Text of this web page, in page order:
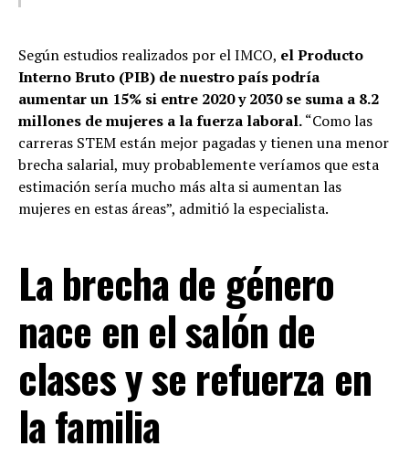
Según estudios realizados por el IMCO, el Producto
Interno Bruto (PIB) de nuestro país podría
aumentar un 15% si entre 2020 y 2030 se suma a 8.2
millones de mujeres a la fuerza laboral.“Como las
carreras STEM están mejor pagadas y tienen una menor
brecha salarial, muy probablemente veríamos que esta
estimación sería mucho más alta si aumentan las
mujeres en estas áreas”, admitió la especialista.
La brecha de género
nace en el salón de
clases y se refuerza en
la familia